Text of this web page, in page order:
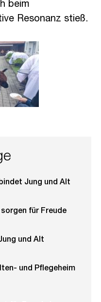
beim
Resonanz stieß.
Jung und Alt
für Freude
und Alt
und Pflegeheim